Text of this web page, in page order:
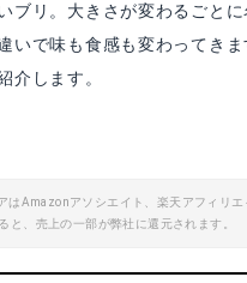
ブリ。大きさが変わるごと
いで味も食感も変わってき
介します。
はAmazonアソシエイト、楽天アフィリ
と、売上の一部が弊社に還元されます。